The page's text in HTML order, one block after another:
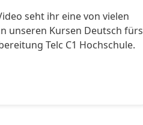
seht ihr eine von vielen
unseren Kursen Deutsch fürs
Telc C1 Hochschule.